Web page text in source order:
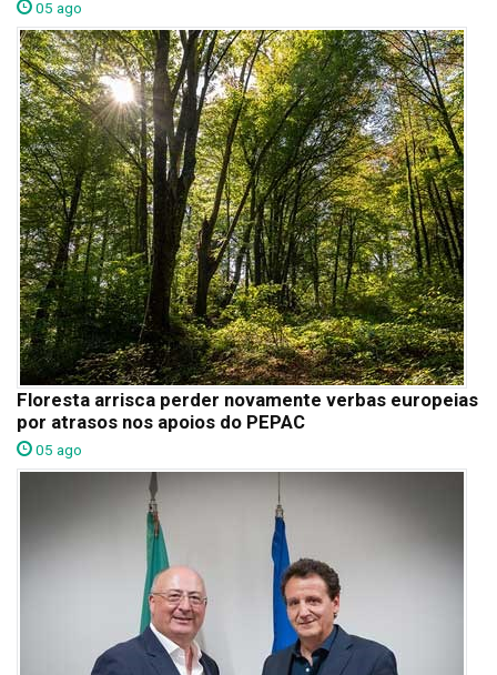
05 ago
Floresta arrisca perder novamente verbas europeias
por atrasos nos apoios do PEPAC
05 ago